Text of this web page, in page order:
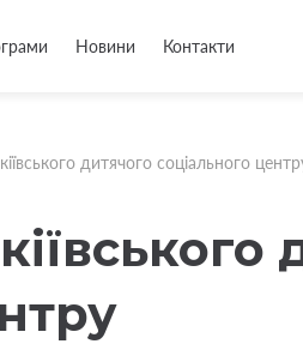
Новини Контакти
дитячого соціального